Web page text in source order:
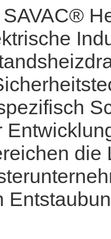
die